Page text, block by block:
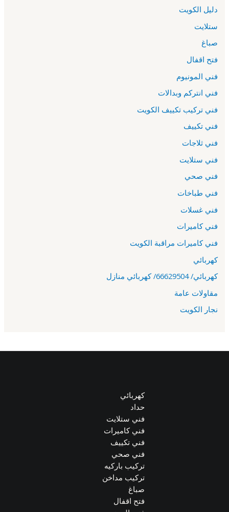
دليل الكويت
ستلايت
صباغ
فتح اقفال
فني المونيوم
فني انتركم وبدالات
فني تركيب تكييف الكويت
فني تكييف
فني ثلاجات
فني ستلايت
فني صحي
فني طباخات
فني غسلات
فني كاميرات
فني كاميرات مراقبة الكويت
كهربائي
كهربائي/ 66629504/ كهربائي منازل
مقاولات عامة
نجار الكويت
كهربائي
حداد
فني ستلايت
فني كاميرات
فني تكييف
فني صحي
تركيب باركيه
تركيب مداخن
صباغ
فتح اقفال